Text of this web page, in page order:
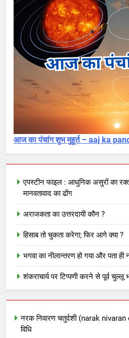
आज का पंचांग शुभ मुहूर्त – aaj ka
एपस्टीन फाइल : आधुनिक असुरों का
मानवतावाद का ढोंग
अराजकता का उत्तरदायी कौन ?
हिसाब तो चुकता करेगा; फिर आगे क्या ?
भगवा का नीलान्तरण हो गया और पता ही
शंकराचार्य पर टिप्पणी करने से पूर्व चुल्लू
नरक निवारण चतुर्दशी (narak
विधि